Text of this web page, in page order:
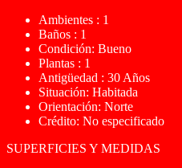
Ambientes : 1
Baños : 1
Condición: Bueno
Plantas : 1
Antigüedad : 30 Años
Situación: Habitada
Orientación: Norte
Crédito: No especificado
SUPERFICIES Y MEDIDAS